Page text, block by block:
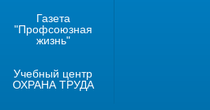
Газета
"Профсоюзная
жизнь"
Учебный центр
ОХРАНА ТРУДА